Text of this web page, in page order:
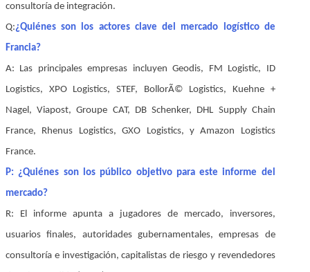
consultoría de integración.
Q:¿Quiénes son los actores clave del mercado logístico de
Francia?
A: Las principales empresas incluyen Geodis, FM Logistic, ID
Logistics, XPO Logistics, STEF, BollorÃ© Logistics, Kuehne +
Nagel, Viapost, Groupe CAT, DB Schenker, DHL Supply Chain
France, Rhenus Logistics, GXO Logistics, y Amazon Logistics
France.
P: ¿Quiénes son los público objetivo para este informe del
mercado?
R: El informe apunta a jugadores de mercado, inversores,
usuarios finales, autoridades gubernamentales, empresas de
consultoría e investigación, capitalistas de riesgo y revendedores